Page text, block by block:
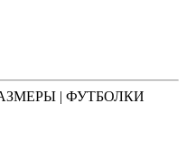
| ФУТБОЛКИ